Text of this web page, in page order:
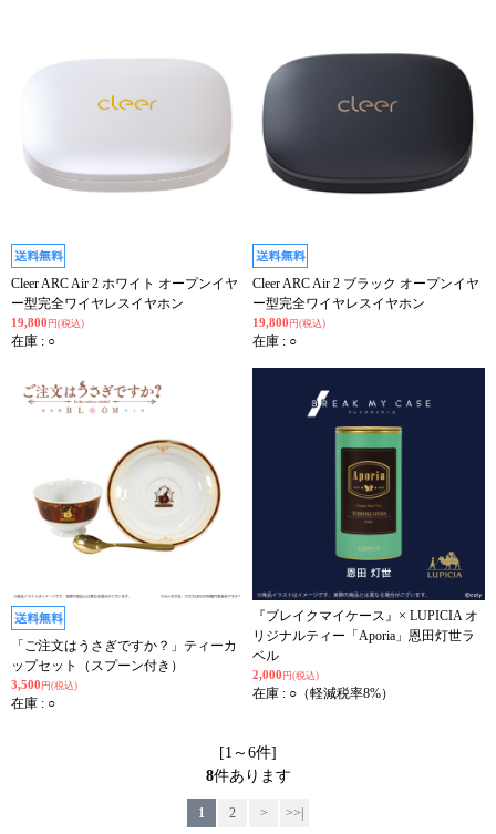
Cleer ARC Air 2 ホワイト オープンイヤ
ー型完全ワイヤレスイヤホン
19,800 円(税込)
在庫 : ○
Cleer ARC Air 2 ブラック オープンイヤ
ー型完全ワイヤレスイヤホン
19,800 円(税込)
在庫 : ○
「ご注文はうさぎですか？」ティーカ
ップセット（スプーン付き）
3,500 円(税込)
在庫 : ○
『ブレイクマイケース』× LUPICIA オ
リジナルティー「Aporia」恩田灯世ラ
ベル
2,000 円(税込)
在庫 : ○（軽減税率8%）
[1～6件]
8件あります
1 2 > >>|